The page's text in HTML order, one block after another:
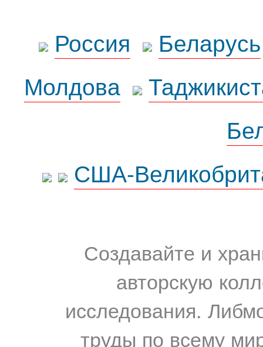
Россия
Беларусь
Молдова
США-
Создавайте и
авторскую
исследования.
труды по всему